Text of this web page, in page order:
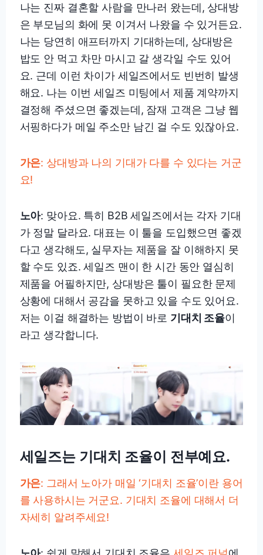
나는 진짜 결혼할 사람을 만나러 왔는데, 상대방
은 부모님의 화에 못 이겨서 나왔을 수 있거든요.
나는 당연히 애프터까지 기대하는데, 상대방은
밥도 안 먹고 차만 마시고 갈 생각일 수도 있어
요. 근데 이런 차이가 세일즈에서도 빈번히 발생
해요. 나는 이번 세일즈 미팅에서 제품 계약까지
결정해 주셨으면 좋겠는데, 잠재 고객은 그냥 웹
서핑하다가 메일 주소만 남긴 걸 수도 있잖아요.
가은: 상대방과 나의 기대가 다를 수 있다는 거군
요!
노아: 맞아요. 특히 B2B 세일즈에서는 각자 기대
가 정말 달라요. 대표는 이 툴을 도입했으면 좋겠
다고 생각해도, 실무자는 제품을 잘 이해하지 못
할 수도 있죠. 세일즈 맨이 한 시간 동안 열심히
제품을 어필하지만, 상대방은 툴이 필요한 문제
상황에 대해서 공감을 못하고 있을 수도 있어요.
저는 이걸 해결하는 방법이 바로 기대치 조율이
라고 생각합니다.
세일즈는 기대치 조율이 전부예요.
가은: 그래서 노아가 매일 ‘기대치 조율’이란 용어
를 사용하시는 거군요. 기대치 조율에 대해서 더
자세히 알려주세요!